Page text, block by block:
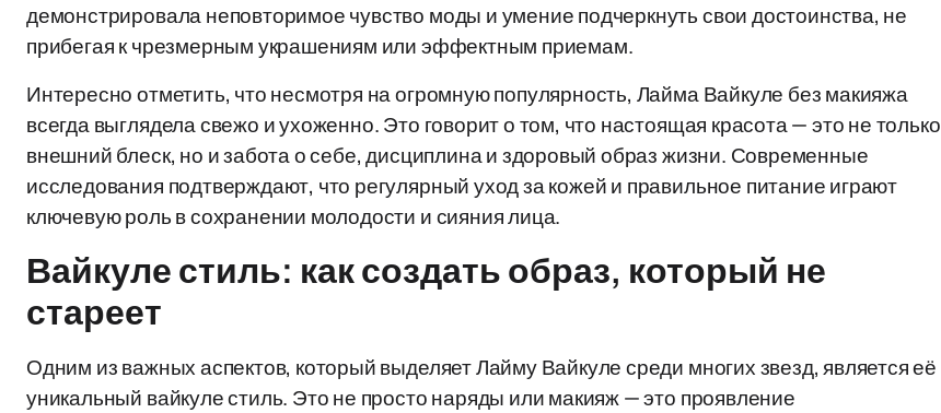
демонстрировала неповторимое чувство моды и умение подчеркнуть свои достоинства, не
прибегая к чрезмерным украшениям или эффектным приемам.
Интересно отметить, что несмотря на огромную популярность, Лайма Вайкуле без макияжа
всегда выглядела свежо и ухоженно. Это говорит о том, что настоящая красота — это не только
внешний блеск, но и забота о себе, дисциплина и здоровый образ жизни. Современные
исследования подтверждают, что регулярный уход за кожей и правильное питание играют
ключевую роль в сохранении молодости и сияния лица.
Вайкуле стиль: как создать образ, который не
стареет
Одним из важных аспектов, который выделяет Лайму Вайкуле среди многих звезд, является её
уникальный вайкуле стиль. Это не просто наряды или макияж — это проявление